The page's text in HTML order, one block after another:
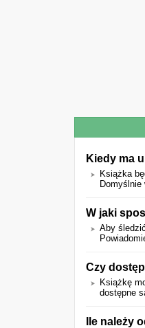
Kiedy ma
Książka
W jaki
Aby
Czy
Książkę
dostępne
Ile należy